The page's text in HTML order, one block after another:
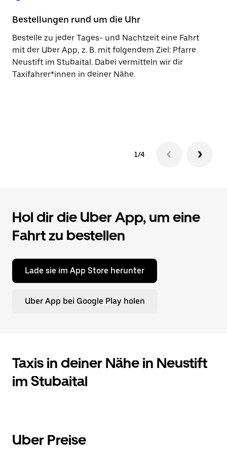
Bestellungen rund um die Uhr
Bestelle zu jeder Tages- und Nachtzeit eine Fahrt
mit der Uber App, z. B. mit folgendem Ziel: Pfarre
Neustift im Stubaital. Dabei vermitteln wir dir
Taxifahrer*innen in deiner Nähe.
1/4
Hol dir die Uber App, um eine
Fahrt zu bestellen
Lade sie im App Store herunter
Uber App bei Google Play holen
Taxis in deiner Nähe in Neustift
im Stubaital
Uber Preise